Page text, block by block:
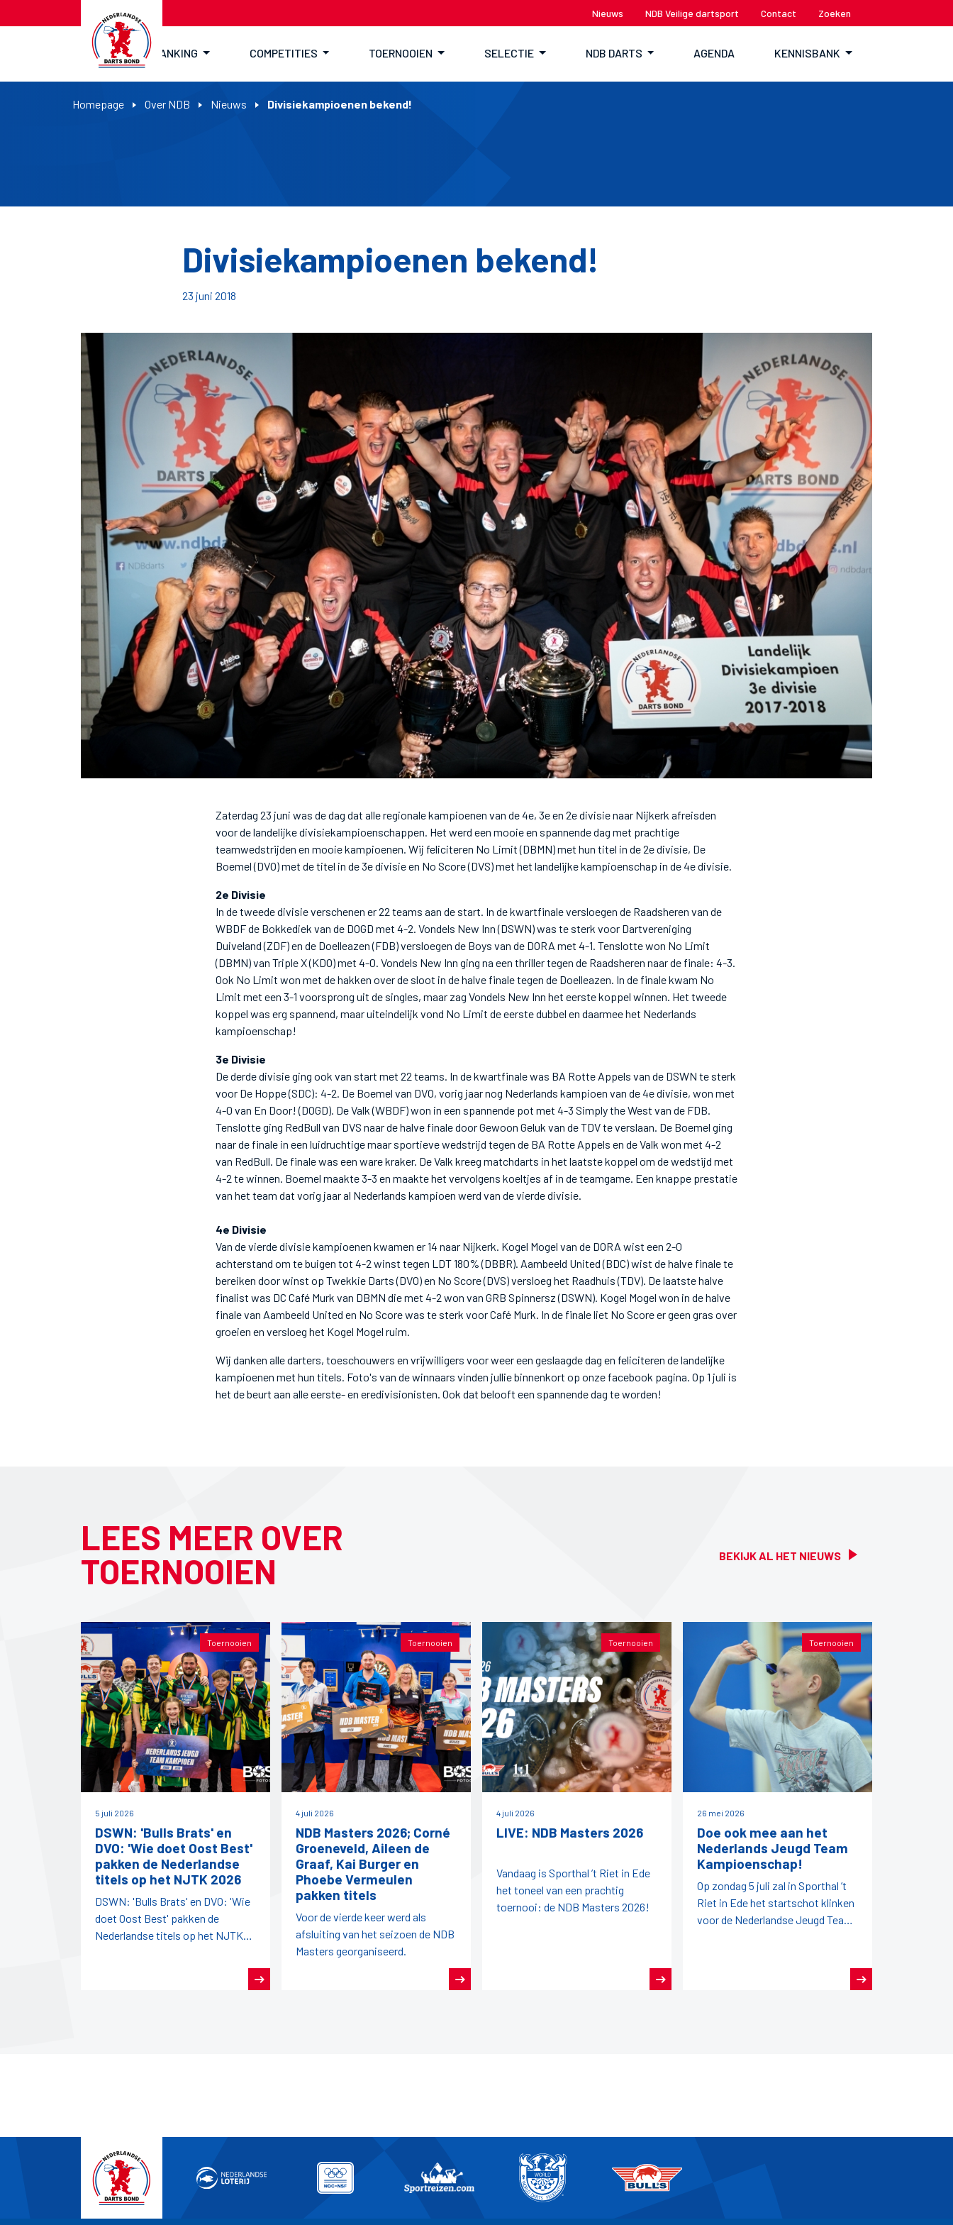
Nieuws NDB Veilige dartsport Contact Zoeken
RANKING COMPETITIES TOERNOOIEN SELECTIE NDB DARTS AGENDA KENNISBANK
Homepage Over NDB Nieuws Divisiekampioenen bekend!
Divisiekampioenen bekend!
23 juni 2018
Zaterdag 23 juni was de dag dat alle regionale kampioenen van de 4e, 3e en 2e divisie naar Nijkerk afreisden
voor de landelijke divisiekampioenschappen. Het werd een mooie en spannende dag met prachtige
teamwedstrijden en mooie kampioenen. Wij feliciteren No Limit (DBMN) met hun titel in de 2e divisie, De
Boemel (DVO) met de titel in de 3e divisie en No Score (DVS) met het landelijke kampioenschap in de 4e divisie.
2e Divisie
In de tweede divisie verschenen er 22 teams aan de start. In de kwartfinale versloegen de Raadsheren van de
WBDF de Bokkediek van de DOGD met 4-2. Vondels New Inn (DSWN) was te sterk voor Dartvereniging
Duiveland (ZDF) en de Doelleazen (FDB) versloegen de Boys van de DORA met 4-1. Tenslotte won No Limit
(DBMN) van Triple X (KDO) met 4-0. Vondels New Inn ging na een thriller tegen de Raadsheren naar de finale: 4-3.
Ook No Limit won met de hakken over de sloot in de halve finale tegen de Doelleazen. In de finale kwam No
Limit met een 3-1 voorsprong uit de singles, maar zag Vondels New Inn het eerste koppel winnen. Het tweede
koppel was erg spannend, maar uiteindelijk vond No Limit de eerste dubbel en daarmee het Nederlands
kampioenschap!
3e Divisie
De derde divisie ging ook van start met 22 teams. In de kwartfinale was BA Rotte Appels van de DSWN te sterk
voor De Hoppe (SDC): 4-2. De Boemel van DVO, vorig jaar nog Nederlands kampioen van de 4e divisie, won met
4-0 van En Door! (DOGD). De Valk (WBDF) won in een spannende pot met 4-3 Simply the West van de FDB.
Tenslotte ging RedBull van DVS naar de halve finale door Gewoon Geluk van de TDV te verslaan. De Boemel ging
naar de finale in een luidruchtige maar sportieve wedstrijd tegen de BA Rotte Appels en de Valk won met 4-2
van RedBull. De finale was een ware kraker. De Valk kreeg matchdarts in het laatste koppel om de wedstijd met
4-2 te winnen. Boemel maakte 3-3 en maakte het vervolgens koeltjes af in de teamgame. Een knappe prestatie
van het team dat vorig jaar al Nederlands kampioen werd van de vierde divisie.
4e Divisie
Van de vierde divisie kampioenen kwamen er 14 naar Nijkerk. Kogel Mogel van de DORA wist een 2-0
achterstand om te buigen tot 4-2 winst tegen LDT 180% (DBBR). Aambeeld United (BDC) wist de halve finale te
bereiken door winst op Twekkie Darts (DVO) en No Score (DVS) versloeg het Raadhuis (TDV). De laatste halve
finalist was DC Café Murk van DBMN die met 4-2 won van GRB Spinnersz (DSWN). Kogel Mogel won in de halve
finale van Aambeeld United en No Score was te sterk voor Café Murk. In de finale liet No Score er geen gras over
groeien en versloeg het Kogel Mogel ruim.
Wij danken alle darters, toeschouwers en vrijwilligers voor weer een geslaagde dag en feliciteren de landelijke
kampioenen met hun titels. Foto's van de winnaars vinden jullie binnenkort op onze facebook pagina. Op 1 juli is
het de beurt aan alle eerste- en eredivisionisten. Ook dat belooft een spannende dag te worden!
LEES MEER OVER
TOERNOOIEN
BEKIJK AL HET NIEUWS
Toernooien
5 juli 2026
DSWN: 'Bulls Brats' en
DVO: 'Wie doet Oost Best'
pakken de Nederlandse
titels op het NJTK 2026
DSWN: 'Bulls Brats' en DVO: 'Wie
doet Oost Best' pakken de
Nederlandse titels op het NJTK
Toernooien
4 juli 2026
NDB Masters 2026; Corné
Groeneveld, Aileen de
Graaf, Kai Burger en
Phoebe Vermeulen
pakken titels
Voor de vierde keer werd als
afsluiting van het seizoen de NDB
Masters georganiseerd.
Toernooien
4 juli 2026
LIVE: NDB Masters 2026
Vandaag is Sporthal ’t Riet in Ede
het toneel van een prachtig
toernooi: de NDB Masters 2026!
Toernooien
26 mei 2026
Doe ook mee aan het
Nederlands Jeugd Team
Kampioenschap!
Op zondag 5 juli zal in Sporthal ’t
Riet in Ede het startschot klinken
voor de Nederlandse Jeugd Team